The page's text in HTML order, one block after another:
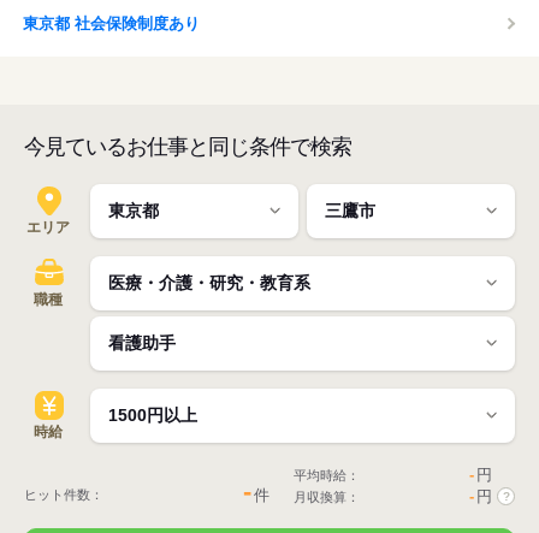
東京都 社会保険制度あり
今見ているお仕事と同じ条件で検索
エリア
職種
時給
ヒット件数： -件
平均時給： - 円
月収換算： - 円 ?